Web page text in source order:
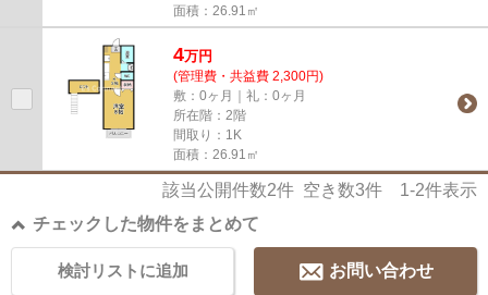
面積：26.91㎡
4万円
(管理費・共益費 2,300円)
敷：0ヶ月｜礼：0ヶ月
所在階：2階
間取り：1K
面積：26.91㎡
該当公開件数2件 空き数3件 1-2件表示
チェックした物件をまとめて
お問い合わせ
検討リストに追加